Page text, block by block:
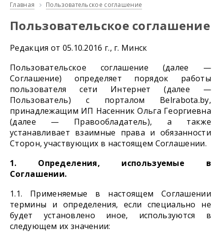
Главная Пользовательское соглашение
Пользовательское соглашение
Редакция от 05.10.2016 г., г. Минск
Пользовательское соглашение (далее —
Соглашение) определяет порядок работы
пользователя сети Интернет (далее —
Пользователь) с порталом Belrabota.by,
принадлежащим ИП Насенник Ольга Георгиевна
(далее — Правообладатель), а также
устанавливает взаимные права и обязанности
Сторон, участвующих в настоящем Соглашении.
1. Определения, используемые в
Соглашении.
1.1. Применяемые в настоящем Соглашении
термины и определения, если специально не
будет установлено иное, используются в
следующем их значении: